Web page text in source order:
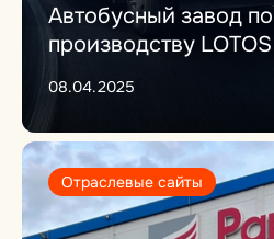
Автобусный завод по
производству LOTOS
08.04.2025
Отраслевые сайты